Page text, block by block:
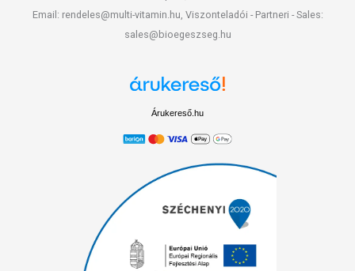
Email: rendeles@multi-vitamin.hu, Viszonteladói - Partneri - Sales:
sales@bioegeszseg.hu
Árukereső.hu